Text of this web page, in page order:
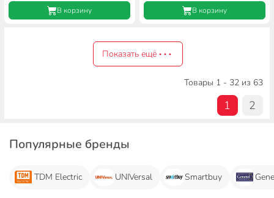
В корзину В корзину
Показать ещё
Товары 1 - 32 из 63
1 2
Популярные бренды
TDM Electric UNIVersal Smartbuy